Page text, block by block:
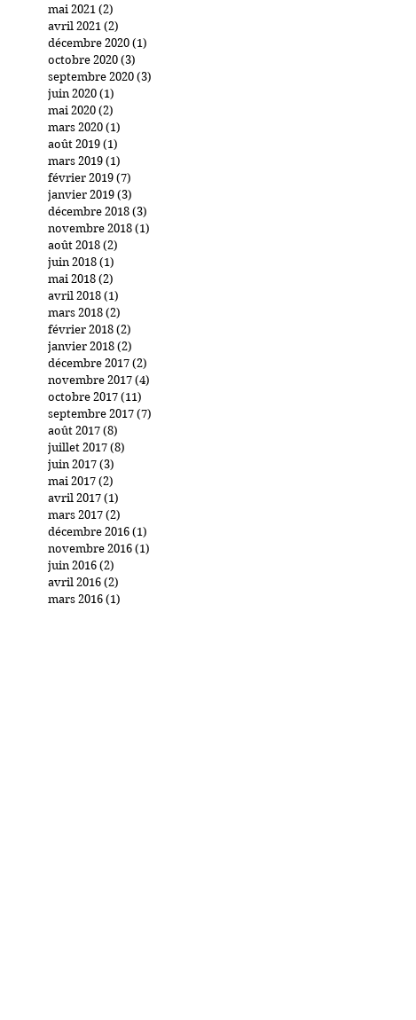
mai 2021 (2)
avril 2021 (2)
décembre 2020 (1)
octobre 2020 (3)
septembre 2020 (3)
juin 2020 (1)
mai 2020 (2)
mars 2020 (1)
août 2019 (1)
mars 2019 (1)
février 2019 (7)
janvier 2019 (3)
décembre 2018 (3)
novembre 2018 (1)
août 2018 (2)
juin 2018 (1)
mai 2018 (2)
avril 2018 (1)
mars 2018 (2)
février 2018 (2)
janvier 2018 (2)
décembre 2017 (2)
novembre 2017 (4)
octobre 2017 (11)
septembre 2017 (7)
août 2017 (8)
juillet 2017 (8)
juin 2017 (3)
mai 2017 (2)
avril 2017 (1)
mars 2017 (2)
décembre 2016 (1)
novembre 2016 (1)
juin 2016 (2)
avril 2016 (2)
mars 2016 (1)